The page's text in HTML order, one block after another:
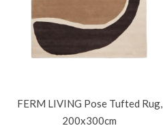
FERM LIVING Pose Tufted Rug,
200x300cm